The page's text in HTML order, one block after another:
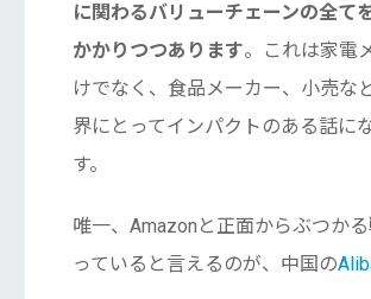
に関わるバリューチェーンの全て
かかりつつあります。これは家電
けでなく、食品メーカー、小売な
界にとってインパクトのある話に
す。
唯一、Amazonと正面からぶつか
っていると言えるのが、中国の